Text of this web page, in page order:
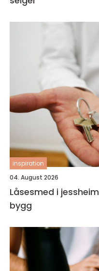
inspiration
04. August 2026
Låsesmed i jessheim trygg sikring av bolig og
bygg